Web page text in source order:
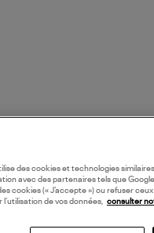
des cookies et technologies
avec des partenaires tels que
cookies (« J’accepte ») ou refuser
l’utilisation de vos données,
consulter